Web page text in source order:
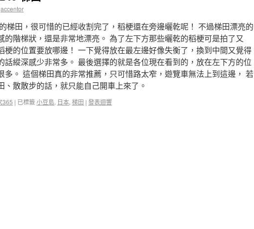
accentor
梯田，很可惜的已經收割完了，稻梗還在旁邊曬乾呢！ 不過梯田漂亮的
的階梯狀，還是非常地漂亮。 為了左下方那些曬乾的稻梗可是拍了又
梗的位置要放哪邊！ 一下覺得放在最左邊好像失衡了，換到中間又覺得
話縱深感少非常多。 最後選擇的就是各位現在看到的，放在左下方的位
多。 這個梯田真的非常推薦，只可惜路太窄，遊覽車無法上到這邊， 若
、散散步的話，就只能自己開車上來了。
365 | 已標籤小豆島, 日本, 梯田 | 發表迴響